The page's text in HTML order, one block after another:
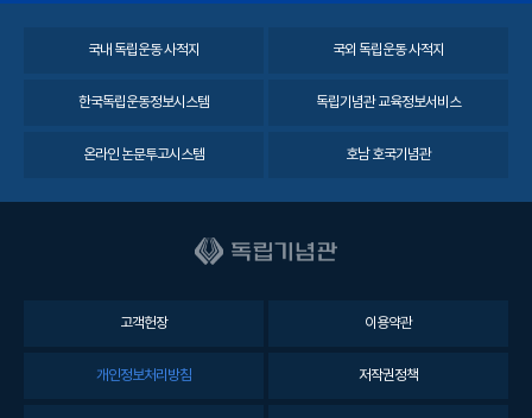
국내 독립운동 사적지 국외 독립운동 사적지
한국독립운동정보시스템 독립기념관 교육정보서비스
온라인 논문투고시스템 호남 호국기념관
고객헌장 이용약관
개인정보처리방침 저작권정책